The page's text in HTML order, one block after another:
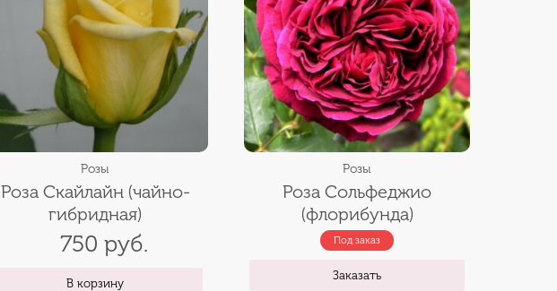
Розы
Роза Скайлайн (чайно-
гибридная)
750 руб.
В корзину
Розы
Роза Сольфеджио
(флорибунда)
Под заказ
Заказать